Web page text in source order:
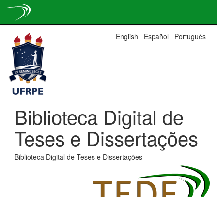
navigation
English Español Português
Biblioteca Digital de
Teses e Dissertações
Biblioteca Digital de Teses e Dissertações